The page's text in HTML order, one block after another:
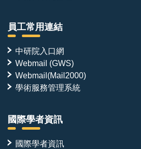
員工常用連結
中研院入口網
Webmail (GWS)
Webmail(Mail2000)
學術服務管理系統
國際學者資訊
國際學者資訊